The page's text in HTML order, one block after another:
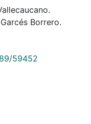
Borrero.
59452